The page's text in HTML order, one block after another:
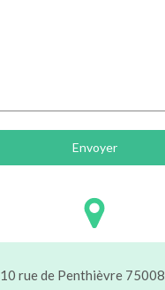
Envoyer
10 rue de Penthièvre 75008